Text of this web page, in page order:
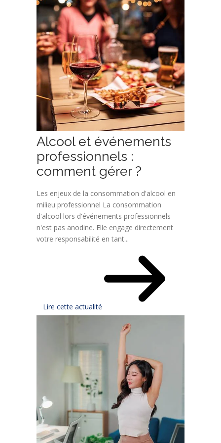
Alcool et événements
professionnels :
comment gérer ?
Les enjeux de la consommation d'alcool en
milieu professionnel La consommation
d'alcool lors d'événements professionnels
n'est pas anodine. Elle engage directement
votre responsabilité en tant...
Lire cette actualité